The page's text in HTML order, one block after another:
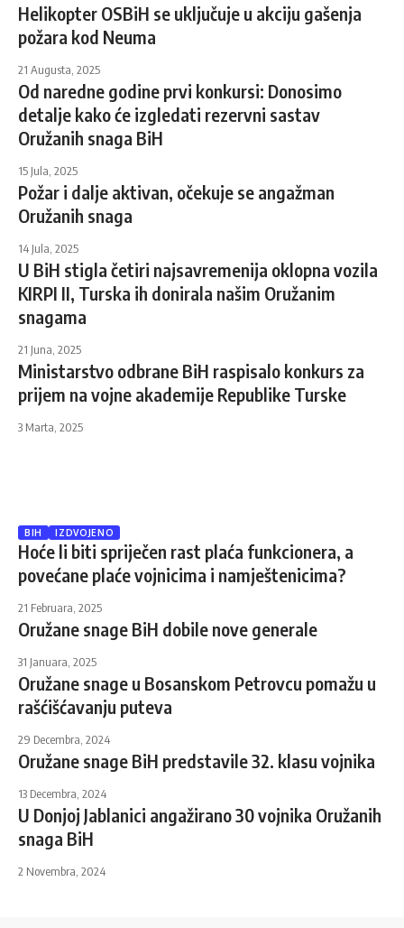
Helikopter OSBiH se uključuje u akciju gašenja
požara kod Neuma
21 Augusta, 2025
Od naredne godine prvi konkursi: Donosimo
detalje kako će izgledati rezervni sastav
Oružanih snaga BiH
15 Jula, 2025
Požar i dalje aktivan, očekuje se angažman
Oružanih snaga
14 Jula, 2025
U BiH stigla četiri najsavremenija oklopna vozila
KIRPI II, Turska ih donirala našim Oružanim
snagama
21 Juna, 2025
Ministarstvo odbrane BiH raspisalo konkurs za
prijem na vojne akademije Republike Turske
3 Marta, 2025
BIH IZDVOJENO
Hoće li biti spriječen rast plaća funkcionera, a
povećane plaće vojnicima i namještenicima?
21 Februara, 2025
Oružane snage BiH dobile nove generale
31 Januara, 2025
Oružane snage u Bosanskom Petrovcu pomažu u
rašćišćavanju puteva
29 Decembra, 2024
Oružane snage BiH predstavile 32. klasu vojnika
13 Decembra, 2024
U Donjoj Jablanici angažirano 30 vojnika Oružanih
snaga BiH
2 Novembra, 2024